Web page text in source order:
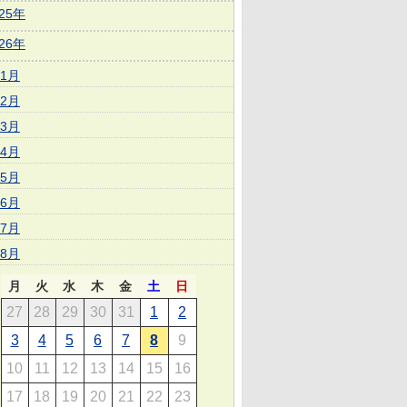
年
年
1月
2月
3月
4月
5月
6月
7月
8月
月 火 水 木 金 土 日
27 28 29 30 31 1
2
3
4 5 6 7 8
9
10
11 12 13 14 15
16
17
18 19 20 21 22 23